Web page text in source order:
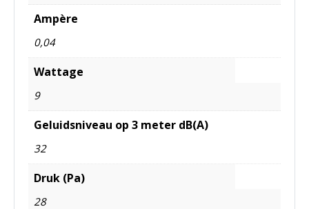
Ampère
0,04
Wattage
9
Geluidsniveau op 3 meter dB(A)
32
Druk (Pa)
28